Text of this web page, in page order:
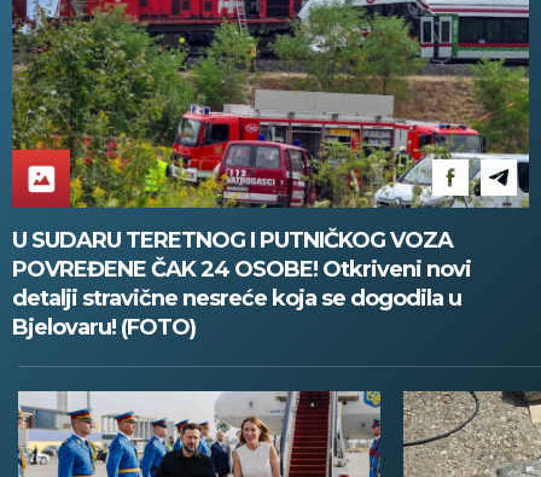
U SUDARU TERETNOG I PUTNIČKOG VOZA
POVREĐENE ČAK 24 OSOBE! Otkriveni novi
detalji stravične nesreće koja se dogodila u
Bjelovaru! (FOTO)